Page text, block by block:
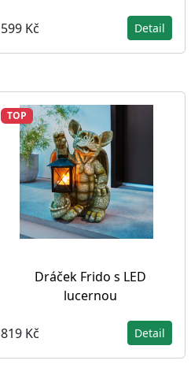
599 Kč Detail
TOP
Dráček Frido s LED
lucernou
819 Kč Detail